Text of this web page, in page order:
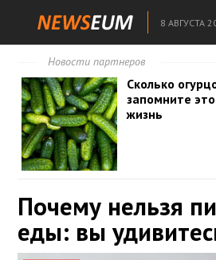
8 АВГУСТА
Новости партнеров
Сколько
запомните
жизнь
Почему нельзя
еды: вы